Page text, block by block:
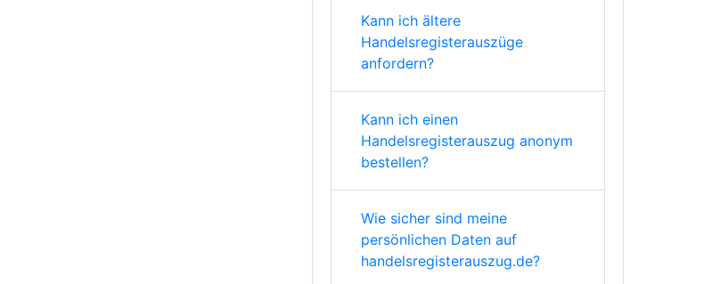
Kann ich ältere
Handelsregisterauszüge
anfordern?
Kann ich einen
Handelsregisterauszug anonym
bestellen?
Wie sicher sind meine
persönlichen Daten auf
handelsregisterauszug.de?